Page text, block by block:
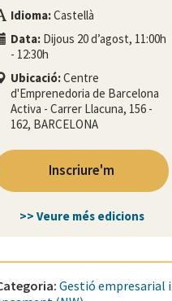
Idioma:Castellà
Data: Dijous 20 d’agost, 11:00h
- 12:30h
Ubicació:Centre
d'Emprenedoria de Barcelona
Activa - Carrer Llacuna, 156 -
162, BARCELONA
Inscriure'm
>> Veure més edicions
Gestió empresarial i